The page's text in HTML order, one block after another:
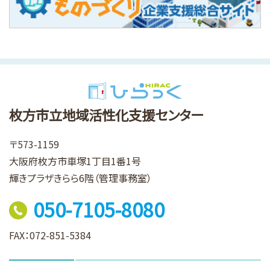
枚方市立地域活性化支援センター
〒573-1159
大阪府枚方市車塚1丁目1番1号
輝きプラザきらら6階（管理事務室）
050-7105-8080
FAX：072-851-5384